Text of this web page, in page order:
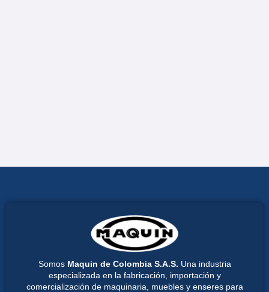
Somos Maquin de Colombia S.A.S. Una industria
especializada en la fabricación, importación y
comercialización de maquinaria, muebles y enseres para